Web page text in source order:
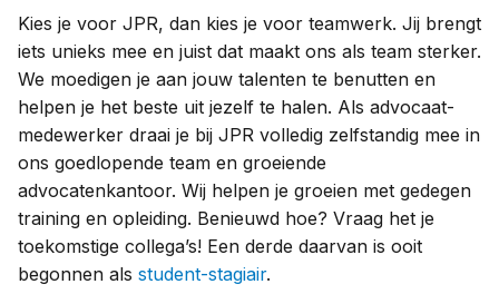
Kies je voor JPR, dan kies je voor teamwerk. Jij brengt
iets unieks mee en juist dat maakt ons als team sterker.
We moedigen je aan jouw talenten te benutten en
helpen je het beste uit jezelf te halen. Als advocaat-
medewerker draai je bij JPR volledig zelfstandig mee in
ons goedlopende team en groeiende
advocatenkantoor. Wij helpen je groeien met gedegen
training en opleiding. Benieuwd hoe? Vraag het je
toekomstige collega’s! Een derde daarvan is ooit
begonnen als student-stagiair.